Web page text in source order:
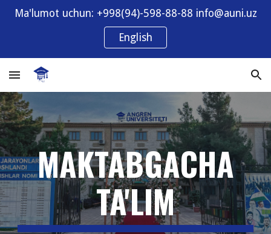
Ma'lumot uchun: +998(94)-598-88-88 info@auni.uz
English
MAKTABGACHA
TA'LIM